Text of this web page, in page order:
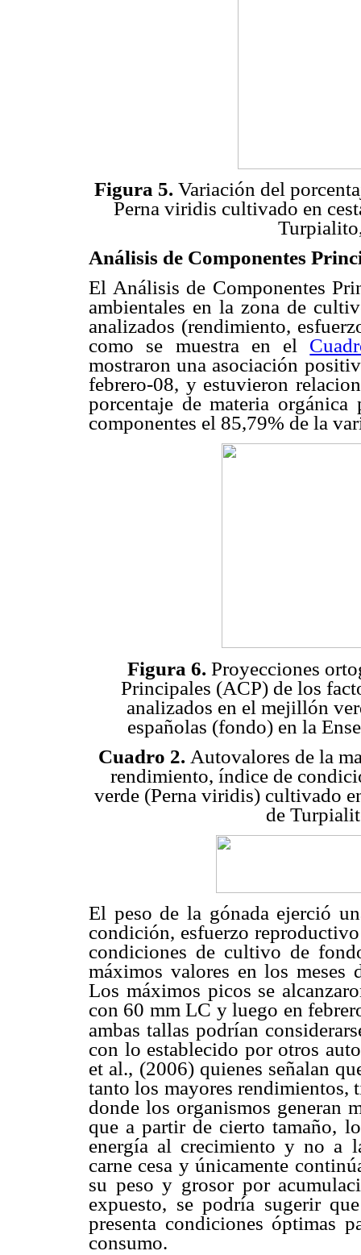
Figura 5. Variación del
Perna viridis cultivado en
Análisis de Componentes
El Análisis de Componentes
ambientales en la zona de
analizados (rendimiento,
como se muestra en el
mostraron una asociación
febrero-08, y estuvieron
porcentaje de materia
componentes el 85,79% de la
Figura 6. Proyecciones
Principales (ACP) de los
analizados en el mejillón
españolas (fondo) en la
Cuadro 2. Autovalores de la
rendimiento, índice de
verde (Perna viridis) cultivado
de
El peso de la gónada ejerció
condición, esfuerzo
condiciones de cultivo de
máximos valores en los meses
Los máximos picos se
con 60 mm LC y luego en
ambas tallas podrían
con lo establecido por otros
et al., (2006) quienes señalan
tanto los mayores rendimientos,
donde los organismos generan
que a partir de cierto tamaño,
energía al crecimiento y no a
carne cesa y únicamente
su peso y grosor por
expuesto, se podría sugerir
presenta condiciones óptimas
consumo.